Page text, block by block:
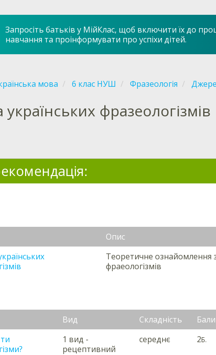
Запросіть батьків у МійКлас, щоб включити їх до
навчання та проінформувати про успіхи дітей.
мова 6 клас НУШ Фразеологія
фразеологізмів
Опис
Теоретичне
фраеологізмів
Вид Складність Бали
1 вид -
рецептивний
середнє 2Б.